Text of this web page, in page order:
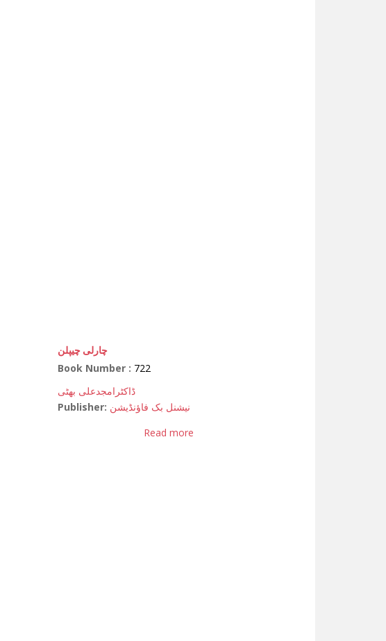
چارلی چیپلن
Book Number : 722
ڈاکٹرامجدعلی بھٹی
Publisher: نیشنل بک فاؤنڈیشن
Read more